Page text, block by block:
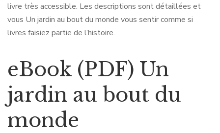
livre très accessible. Les descriptions sont détaillées et
vous Un jardin au bout du monde vous sentir comme si
livres faisiez partie de l’histoire.
eBook (PDF) Un
jardin au bout du
monde